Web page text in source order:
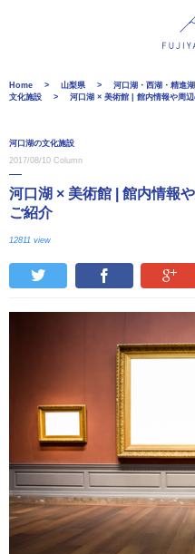
Home 山梨県 河口湖・西湖・精進
文化施設
河口湖 × 美術館 | 館内情報や周
河口湖の文化施設
2017/08/10 Column
河口湖 × 美術館 | 館内情報
ご紹介
12811 view